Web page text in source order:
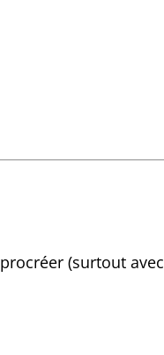
(surtout avec